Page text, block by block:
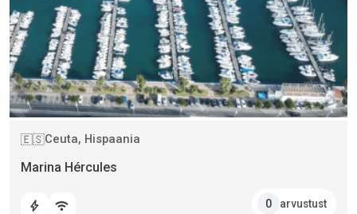
🇪🇸Ceuta, Hispaania
Marina Hércules
bolt wifi 0 arvustust